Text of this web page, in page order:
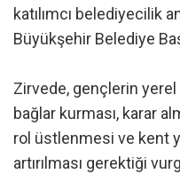
katılımcı belediyecilik
Büyükşehir Belediye
Zirvede, gençlerin
bağlar kurması, karar
rol üstlenmesi ve kent
artırılması gerektiği